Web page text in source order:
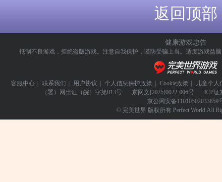
返回顶部
健康游戏忠告
抵制不良游戏，拒绝盗版游戏。注意自我保护，谨防受骗上当。 适度游戏益
客服中心 联系我们 用户协议 个人信息保护政策 Cookie政策
儿童个人
（署）网出证（皖）字第013号
京网文 [2025]0022-006号 ICP证
京公网安备11010502033859
© 完美世界 版权所有 Perfect World.All